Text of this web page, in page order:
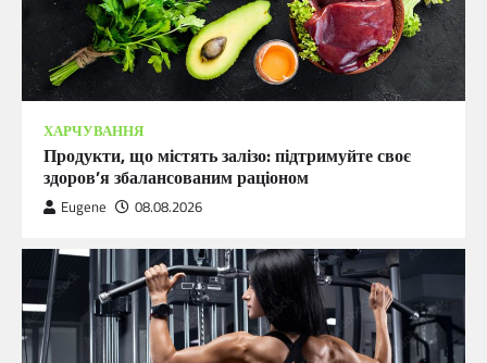
ХАРЧУВАННЯ
Продукти, що містять залізо: підтримуйте своє
здоров’я збалансованим раціоном
Eugene 08.08.2026